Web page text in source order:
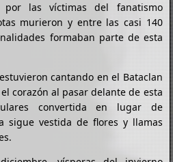
por las víctimas del fanatismo
murieron y entre las casi 140
formaban parte de esta
cantando en el Bataclan
corazón al pasar delante de esta
convertida en lugar de
sigue vestida de flores y llamas